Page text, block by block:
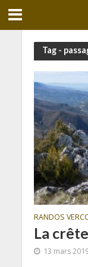
Tag -
RANDOS
La
13 mars